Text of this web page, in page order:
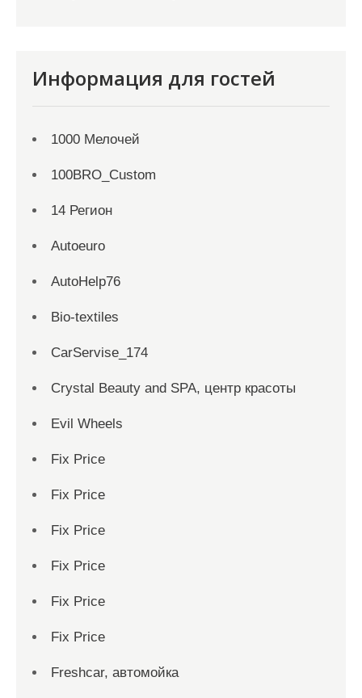
Информация для гостей
1000 Мелочей
100BRO_Custom
14 Регион
Autoeuro
AutoHelp76
Bio-textiles
CarServise_174
Crystal Beauty and SPA, центр красоты
Evil Wheels
Fix Price
Fix Price
Fix Price
Fix Price
Fix Price
Fix Price
Freshcar, автомойка